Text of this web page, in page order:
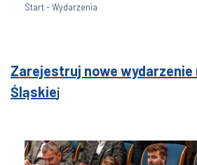
Start-Wydarzenia
Zarejestruj nowe wydarzenie
Śląskiej